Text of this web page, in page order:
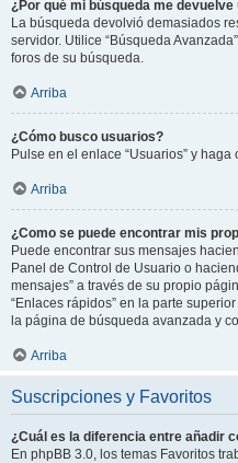
¿Por qué mi búsqueda me devuelve
La búsqueda devolvió demasiados
servidor. Utilice “Búsqueda
foros de su búsqueda.
Arriba
¿Cómo busco usuarios?
Pulse en el enlace “Usuarios” y
Arriba
¿Como se puede encontrar mis
Puede encontrar sus mensajes
Panel de Control de Usuario o
mensajes” a través de su propio
“Enlaces rápidos” en la parte
la página de búsqueda avanzada y
Arriba
Suscripciones y Favoritos
¿Cuál es la diferencia entre añadir
En phpBB 3.0, los temas Favoritos